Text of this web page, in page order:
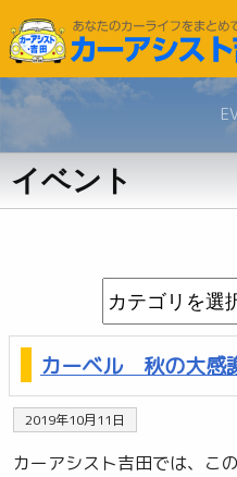
イベント
カーベル 秋の大感
2019年10月11日
カーアシスト吉田では、こ